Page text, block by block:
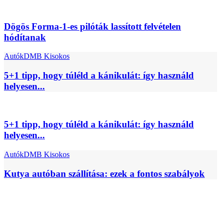
Dögös Forma-1-es pilóták lassított felvételen
hódítanak
AutókDMB Kisokos
5+1 tipp, hogy túléld a kánikulát: így használd
helyesen...
5+1 tipp, hogy túléld a kánikulát: így használd
helyesen...
AutókDMB Kisokos
Kutya autóban szállítása: ezek a fontos szabályok